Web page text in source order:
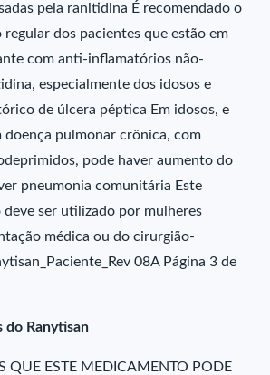
pela ranitidina É recomendado o
dos pacientes que estão em
com anti-inflamatórios não-
especialmente dos idosos e
de úlcera péptica Em idosos, e
doença pulmonar crônica, com
pode haver aumento do
pneumonia comunitária Este
deve ser utilizado por mulheres
médica ou do cirurgião-
08A Página 3 de
do Ranytisan
QUE ESTE MEDICAMENTO PODE